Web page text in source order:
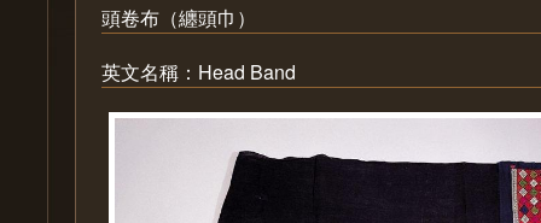
頭卷布（纏頭巾）
英文名稱：Head Band